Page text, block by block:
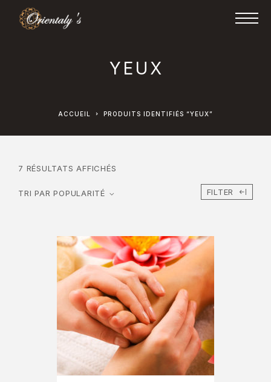
YEUX
ACCUEIL PRODUITS IDENTIFIÉS “YEUX”
7 RÉSULTATS AFFICHÉS
TRI PAR POPULARITÉ FILTER